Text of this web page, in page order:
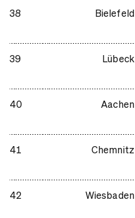
38 Bielefeld
39 Lübeck
40 Aachen
41 Chemnitz
42 Wiesbaden